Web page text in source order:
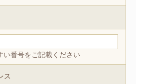
番号をご記載ください
ス